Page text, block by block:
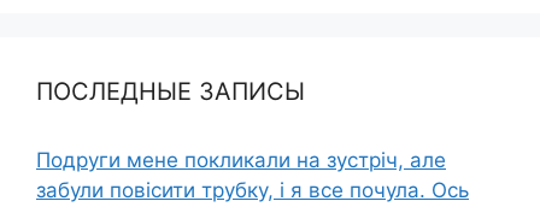
ПОСЛЕДНЫЕ ЗАПИСЫ
Подруги мене покликали на зустріч, але
забули повісити трубку, і я все почула. Ось